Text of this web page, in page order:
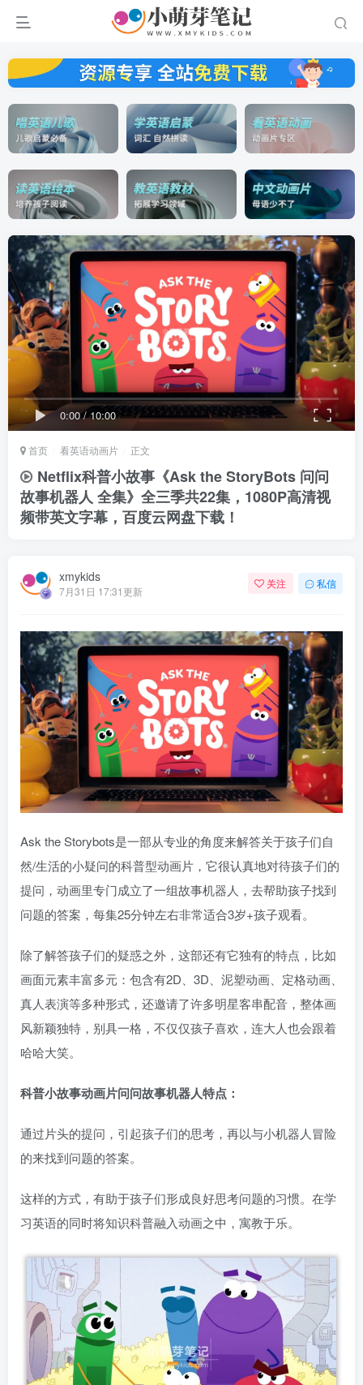
0:00/10:00
首页 看英语动画片 正文
Netflix科普小故事《Ask the StoryBots 问问
故事机器人 全集》全三季共22集，1080P高清视
频带英文字幕，百度云网盘下载！
xmykids
7月31日 17:31更新
关注 私信
Ask the Storybots是一部从专业的角度来解答关于孩子们自
然/生活的小疑问的科普型动画片，它很认真地对待孩子们的
提问，动画里专门成立了一组故事机器人，去帮助孩子找到
问题的答案，每集25分钟左右非常适合3岁+孩子观看。
除了解答孩子们的疑惑之外，这部还有它独有的特点，比如
画面元素丰富多元：包含有2D、3D、泥塑动画、定格动画、
真人表演等多种形式，还邀请了许多明星客串配音，整体画
风新颖独特，别具一格，不仅仅孩子喜欢，连大人也会跟着
哈哈大笑。
科普小故事动画片问问故事机器人特点：
通过片头的提问，引起孩子们的思考，再以与小机器人冒险
的来找到问题的答案。
这样的方式，有助于孩子们形成良好思考问题的习惯。在学
习英语的同时将知识科普融入动画之中，寓教于乐。